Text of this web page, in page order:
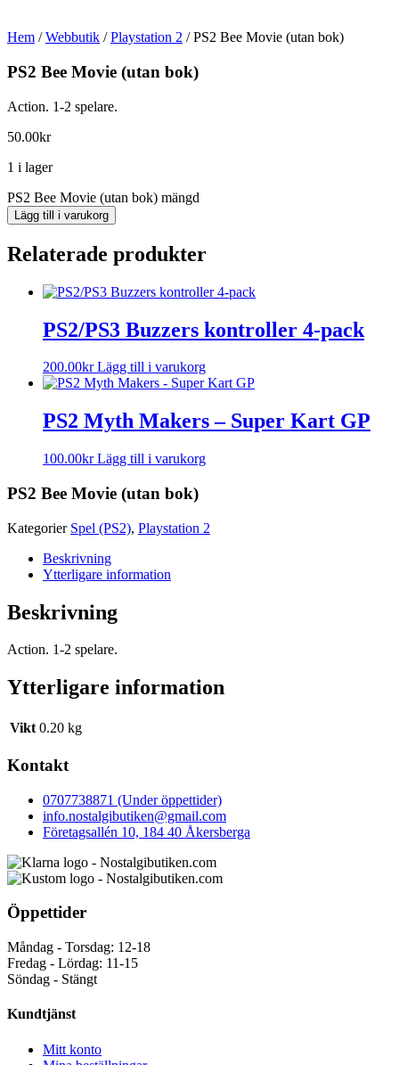
Hem /Webbutik /Playstation 2 / PS2 Bee Movie (utan bok)
PS2 Bee Movie (utan bok)
Action. 1-2 spelare.
50.00kr
1 i lager
PS2 Bee Movie (utan bok) mängd
Lägg till i varukorg
Relaterade produkter
PS2/PS3 Buzzers kontroller 4-pack
200.00kr Lägg till i varukorg
PS2 Myth Makers – Super Kart GP
100.00kr Lägg till i varukorg
PS2 Bee Movie (utan bok)
Kategorier Spel (PS2), Playstation 2
Beskrivning
Ytterligare information
Beskrivning
Action. 1-2 spelare.
Ytterligare information
Vikt 0.20 kg
Kontakt
0707738871 (Under öppettider)
info.nostalgibutiken@gmail.com
Företagsallén 10, 184 40 Åkersberga
Öppettider
Måndag - Torsdag: 12-18
Fredag - Lördag: 11-15
Söndag - Stängt
Kundtjänst
Mitt konto